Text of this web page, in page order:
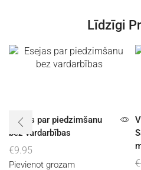
Līdzīgi
Esejas par piedzimšanu
bez vardarbības
€9.95
Pievienot grozam €